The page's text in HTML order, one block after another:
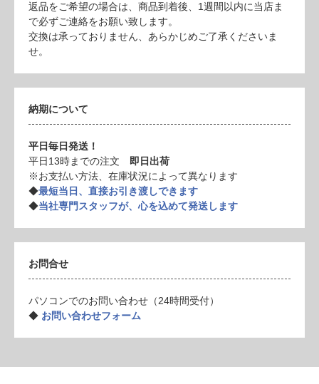
返品をご希望の場合は、商品到着後、1週間以内に当店ま
で必ずご連絡をお願い致します。
交換は承っておりません、あらかじめご了承くださいま
せ。
納期について
平日毎日発送！
平日13時までの注文 即日出荷
※お支払い方法、在庫状況によって異なります
◆最短当日、直接お引き渡しできます
◆当社専門スタッフが、心を込めて発送します
お問合せ
パソコンでのお問い合わせ（24時間受付）
◆ お問い合わせフォーム